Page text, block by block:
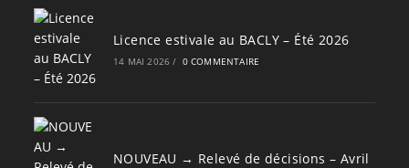
Licence estivale au BACLY – Été 2026
14 MAI 2026 / 0 COMMENTAIRE
NOUVEAU → Relevé de décisions – Avril